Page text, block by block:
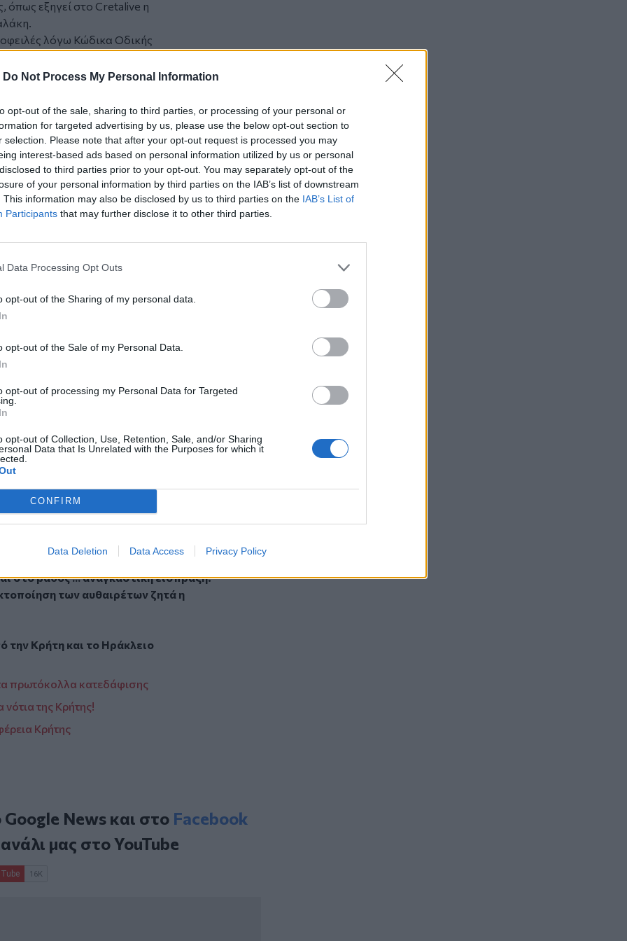
Do Not Process My Personal Information
opt-out of the sale, sharing to third parties, or processing of your personal or
for targeted advertising by us, please use the below opt-out section to
selection. Please note that after your opt-out request is processed you may
interest-based ads based on personal information utilized by us or personal
to third parties prior to your opt-out. You may separately opt-out of the
of your personal information by third parties on the IAB’s list of downstream
This information may also be disclosed by us to third parties on the IAB’s List of
Participants that may further disclose it to other third parties.
Data Processing Opt Outs
opt-out of the Sharing of my personal data.
opt-out of the Sale of my Personal Data.
opt-out of processing my Personal Data for Targeted
opt-out of Collection, Use, Retention, Sale, and/or Sharing
Data that Is Unrelated with the Purposes for which it
CONFIRM
Data Deletion Data Access Privacy Policy
όπως εξηγεί στο Cretalive η
λόγω Κώδικα Οδικής
μόνο για χρέη ΚΟΚ έχουν κινήσει για
αναγκαστικών μέτρων είσπραξης
είναι τα αυθαίρετα κτίσματα,
νομοθετικό πλαίσιο τακτοποίησης,
από αμέλεια είτε από ανέχεια και
όσοι μπορούν να τακτοποιηθούν
τη διαδικασία νομιμοποίησης (ή αν
να μην κινηθεί η διαδικασία
περίπου 1400 ιδιοκτησίες που
σε 145 συγγενείς ιδιοκτητών
και οι υπόλοιποι, με το
του 2025.
από εισφορές σχεδίου πόλης
από το δήμο θα πρέπει να
μπορούν να «σπάσουν» το χρέος τους
αλλιώς θα ναι δώρο ... άδωρο.
Οικονομικών Γιώργος Αγριμανάκης,
ώστε να έλθουν οι πολίτες για να
νόμος δεν αφήνει περιθώρια στους
"μπιλιετάκια" ή να μην κινήσουν
νερού, κλήσεις, εισφορές
σάς περιμένουν από τη γωνία και ...
χωρίς να ενημερωθείτε - με
λογαριασμών, δυνητικά
κάποιοι να βρεθούν προ μεγάλης
με το δήμο!
στο βάθος ... αναγκαστική είσπραξη!
των αυθαιρέτων ζητά η
την Κρήτη και το Ηράκλειο
πρωτόκολλα κατεδάφισης
της Κρήτης!
Κρήτης
Google Newsκαι στο Facebook
μας στοYouTube